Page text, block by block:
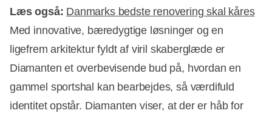
Læs også: Danmarks bedste renovering skal kåres
Annonce
Med innovative, bæredygtige løsninger og en
ligefrem arkitektur fyldt af viril skaberglæde er
Diamanten et overbevisende bud på, hvordan en
gammel sportshal kan bearbejdes, så værdifuld
identitet opstår. Diamanten viser, at der er håb for